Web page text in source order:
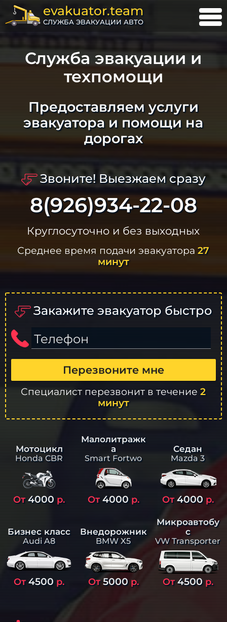
evakuator.team
СЛУЖБА ЭВАКУАЦИИ АВТО
Служба эвакуации и
техпомощи
Предоставляем услуги
эвакуатора и помощи на
дорогах
Звоните! Выезжаем сразу
8(926)934-22-08
Круглосуточно и без выходных
Среднее время подачи эвакуатора27
минут
Закажите эвакуатор быстро
Телефон
Перезвоните мне
Специалист перезвонит в течение2
минут
Мотоцикл
Honda CBR
От4000 р.
Малолитражк
а
Smart Fortwo
От4000р.
Седан
Mazda 3
От4000р.
Бизнес класс
Audi A8
От4500 р.
Внедорожник
BMW X5
От5000р.
Микроавтобу
с
VW Transporter
От4500р.